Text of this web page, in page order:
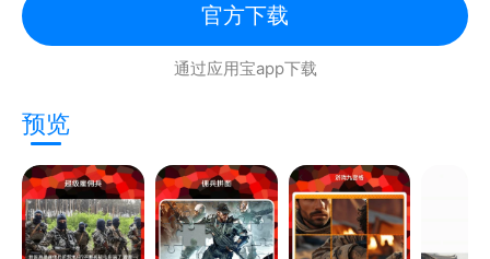
官方下载
通过应用宝app下载
预览